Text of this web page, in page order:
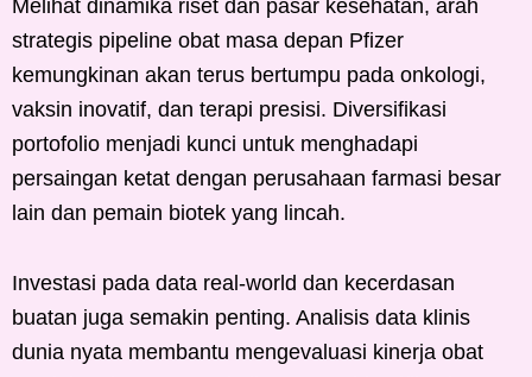
Melihat dinamika riset dan pasar kesehatan, arah
strategis pipeline obat masa depan Pfizer
kemungkinan akan terus bertumpu pada onkologi,
vaksin inovatif, dan terapi presisi. Diversifikasi
portofolio menjadi kunci untuk menghadapi
persaingan ketat dengan perusahaan farmasi besar
lain dan pemain biotek yang lincah.
Investasi pada data real-world dan kecerdasan
buatan juga semakin penting. Analisis data klinis
dunia nyata membantu mengevaluasi kinerja obat